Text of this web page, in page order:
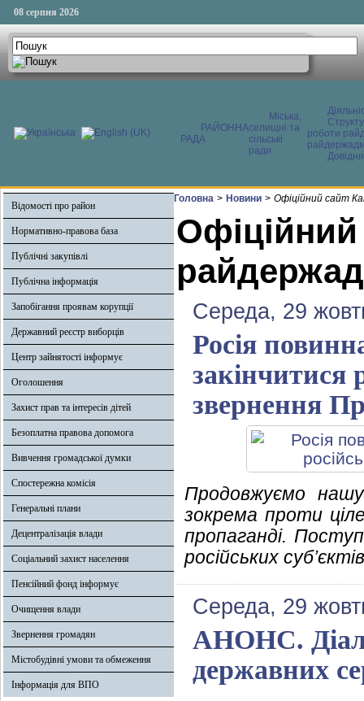
08 серпня 2026
РАЙОННА
РАДА
Міська,
селищні та
сільські
ради
роботи
Відомості про район
Нормативно-правова база
Публічні закупівлі
Публічна інформація
Запобігання проявам корупції
Державний реєстр виборців
Центр зайнятості інформує
Оголошення
Захист прав та інтересів дітей
Безоплатна правова допомога
Вивчення громадської думки
Спостережна комісія
Генеральні плани
Децентралізація влади
Соціальний захист населення
Пенсійний фонд інформує
Очищення влади
Звернення громадян
Містобудівні умови та обмеження
Інформація для ВПО
Головна > Новини > Офіційний сайт
Середа, 29
Росія
закінчитися
звернення
Продовжуємо
зокрема проти
пропаганді.
російських
Середа, 29
АНОНС.
державних